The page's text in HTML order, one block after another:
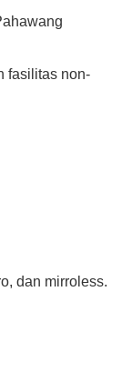
fasilitas non-
dan mirroless.